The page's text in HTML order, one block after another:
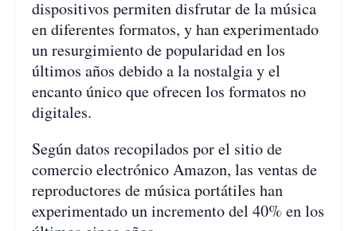
dispositivos permiten disfrutar de la música
en diferentes formatos, y han experimentado
un resurgimiento de popularidad en los
últimos años debido a la nostalgia y el
encanto único que ofrecen los formatos no
digitales.
Según datos recopilados por el sitio de
comercio electrónico Amazon, las ventas de
reproductores de música portátiles han
experimentado un incremento del 40% en los